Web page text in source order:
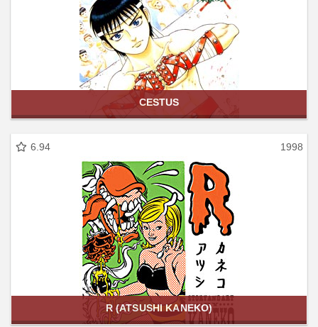
CESTUS
6.94 1998
R (ATSUSHI KANEKO)